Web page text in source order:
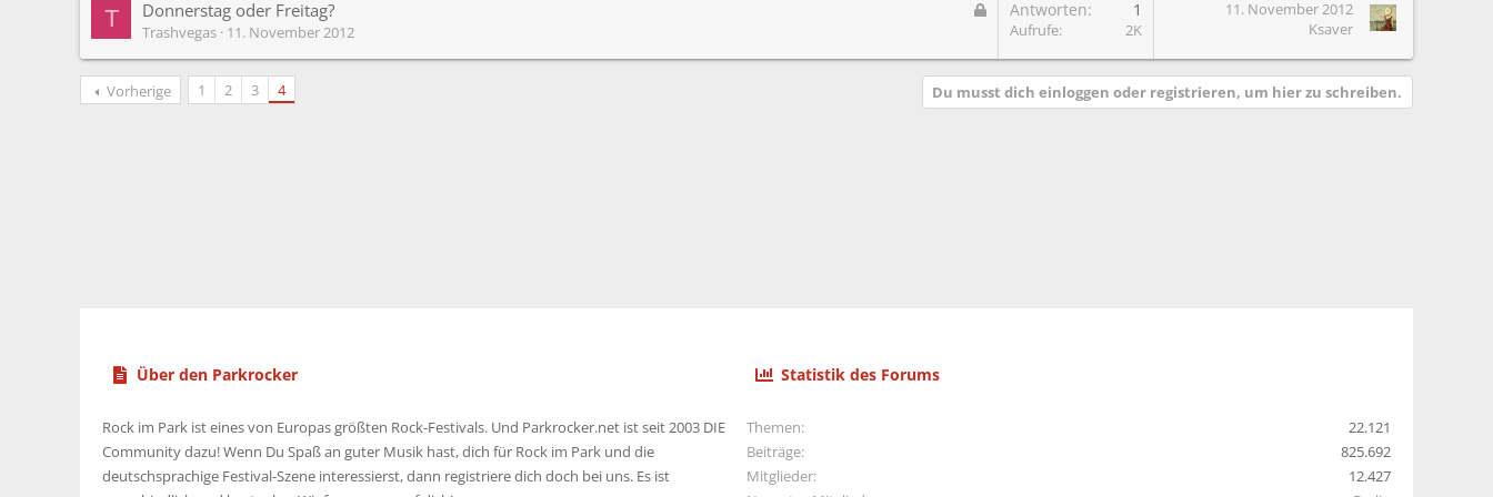
e
r
t
T
G
e
r
Donnerstag oder Freitag?
Trashvegas 11. November 2012
Antworten 1
Aufrufe 2K
11. November 2012
Ksaver
Vorherige 1 2 3 4 Du musst dich einloggen oder registrieren, um hier zu schreiben.
Über den Parkrocker
Rock im Park ist eines von Europas größten Rock-Festivals. Und Parkrocker.net ist seit 2003 DIE
Community dazu! Wenn Du Spaß an guter Musik hast, dich für Rock im Park und die
deutschsprachige Festival-Szene interessierst, dann registriere dich doch bei uns. Es ist
Statistik des Forums
Themen
22.121
Beiträge
825.692
Mitglieder
12.427